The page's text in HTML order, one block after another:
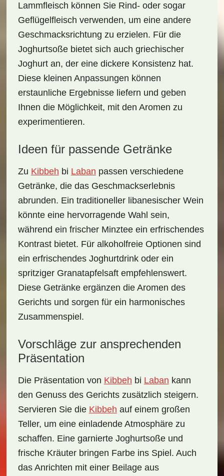
Lammfleisch können Sie Rind- oder sogar
Geflügelfleisch verwenden, um eine andere
Geschmacksrichtung zu erzielen. Für die
Joghurtsoße bietet sich auch griechischer
Joghurt an, der eine dickere Konsistenz hat.
Diese kleinen Anpassungen können
erstaunliche Ergebnisse liefern und geben
Ihnen die Möglichkeit, mit den Aromen zu
experimentieren.
Ideen für passende Getränke
Zu Kibbeh bi Laban passen verschiedene
Getränke, die das Geschmackserlebnis
abrunden. Ein traditioneller libanesischer Wein
könnte eine hervorragende Wahl sein,
während ein frischer Minztee ein erfrischendes
Kontrast bietet. Für alkoholfreie Optionen sind
ein erfrischendes Joghurtdrink oder ein
spritziger Granatapfelsaft empfehlenswert.
Diese Getränke ergänzen die Aromen des
Gerichts und sorgen für ein harmonisches
Zusammenspiel.
Vorschläge zur ansprechenden
Präsentation
Die Präsentation von Kibbeh bi Laban kann
den Genuss des Gerichts zusätzlich steigern.
Servieren Sie die Kibbeh auf einem großen
Teller, um eine einladende Atmosphäre zu
schaffen. Eine garnierte Joghurtsoße und
frische Kräuter bringen Farbe ins Spiel. Auch
das Anrichten mit einer Beilage aus